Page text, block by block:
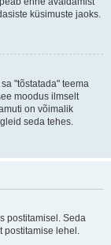
küsimuste jaoks.
"tõstatada" teema
moodus ilmselt
on võimalik
seda tehes.
postitamisel. Seda
postitamise lehel.